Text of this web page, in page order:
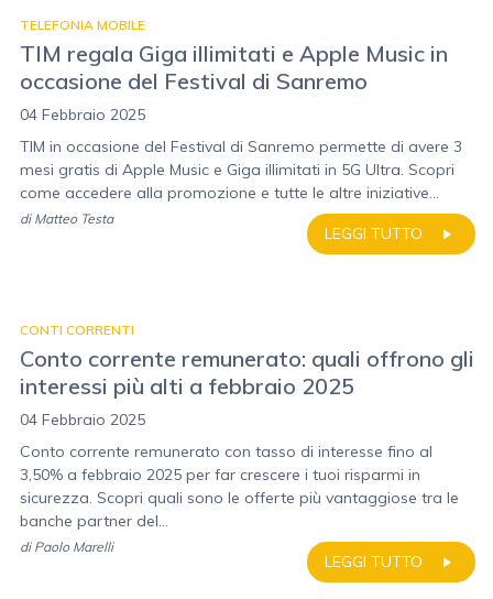
TELEFONIA MOBILE
TIM regala Giga illimitati e Apple Music in
occasione del Festival di Sanremo
04 Febbraio 2025
TIM in occasione del Festival di Sanremo permette di avere 3
mesi gratis di Apple Music e Giga illimitati in 5G Ultra. Scopri
come accedere alla promozione e tutte le altre iniziative...
LEGGI TUTTO
di Matteo Testa
CONTI CORRENTI
Conto corrente remunerato: quali offrono gli
interessi più alti a febbraio 2025
04 Febbraio 2025
Conto corrente remunerato con tasso di interesse fino al
3,50% a febbraio 2025 per far crescere i tuoi risparmi in
sicurezza. Scopri quali sono le offerte più vantaggiose tra le
banche partner del...
LEGGI TUTTO
di Paolo Marelli